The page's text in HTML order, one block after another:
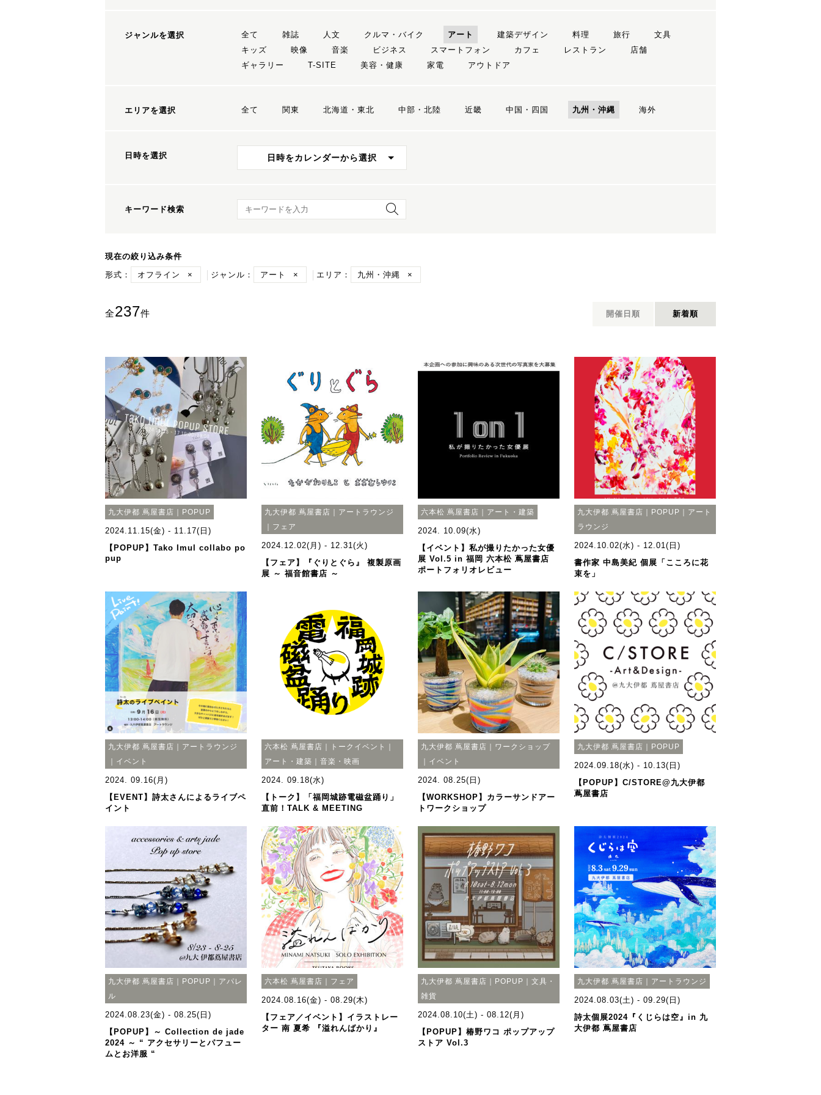
ジャンルを選択 全て 雑誌 人文 クルマ・バイク アート 建築デザイン 料理 旅行
文具
キッズ
映像 音楽 ビジネス スマートフォン カフェ レストラン
店舗
ギャラリー
T-SITE 美容・健康 家電 アウトドア
エリアを選択 全て 関東 北海道・東北 中部・北陸 近畿 中国・四国 九州・沖縄 海外
日時を選択 日時をカレンダーから選択
キーワード検索 キーワード検索
現在の絞り込み条件
形式：
オフライン × ジャンル： アート × エリア： 九州・沖縄 ×
全237件 開催日順 新着順
九大伊都 蔦屋書店｜POPUP
2024.11.15(金) - 11.17(日)
【POPUP】Tako Imul collabo po
pup
九大伊都 蔦屋書店｜アートラウンジ
｜フェア
2024.12.02(月) - 12.31(火)
【フェア】『ぐりとぐら』 複製原画
展 ～ 福音館書店 ～
六本松 蔦屋書店｜アート・建築
2024. 10.09(水)
【イベント】私が撮りたかった女優
展 Vol.5 in 福岡 六本松 蔦屋書店
ポートフォリオレビュー
九大伊都 蔦屋書店｜POPUP｜アート
ラウンジ
2024.10.02(水) - 12.01(日)
書作家 中島美紀 個展「こころに花
束を」
九大伊都 蔦屋書店｜アートラウンジ
｜イベント
2024. 09.16(月)
【EVENT】詩太さんによるライブペ
イント
六本松 蔦屋書店｜トークイベント｜
アート・建築｜音楽・映画
2024. 09.18(水)
【トーク】「福岡城跡電磁盆踊り」
直前！TALK & MEETING
九大伊都 蔦屋書店｜ワークショップ
｜イベント
2024. 08.25(日)
【WORKSHOP】カラーサンドアー
トワークショップ
九大伊都 蔦屋書店｜POPUP
2024.09.18(水) - 10.13(日)
【POPUP】C/STORE@九大伊都
蔦屋書店
九大伊都 蔦屋書店｜POPUP｜アパレ
ル
2024.08.23(金) - 08.25(日)
【POPUP】～ Collection de jade
2024 ～ “ アクセサリーとパフュー
ムとお洋服 “
六本松 蔦屋書店｜フェア
2024.08.16(金) - 08.29(木)
【フェア／イベント】イラストレー
ター 南 夏希 『溢れんばかり』
九大伊都 蔦屋書店｜POPUP｜文具・
雑貨
2024.08.10(土) - 08.12(月)
【POPUP】椿野ワコ ポップアップ
ストア Vol.3
九大伊都 蔦屋書店｜アートラウンジ
2024.08.03(土) - 09.29(日)
詩太個展2024『くじらは空』in 九
大伊都 蔦屋書店